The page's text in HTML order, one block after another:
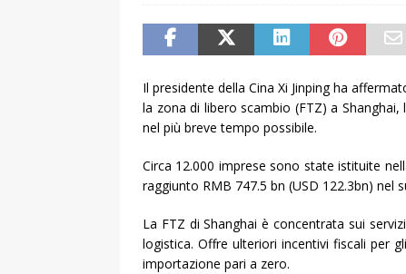
Il presidente della Cina Xi Jinping ha
la zona di libero scambio (FTZ) a
nel più breve tempo possibile.
Circa 12.000 imprese sono state istituite
raggiunto RMB 747.5 bn (USD 122.3bn) nel
La FTZ di Shanghai è concentrata sui
logistica. Offre ulteriori incentivi fiscali per
importazione pari a zero.